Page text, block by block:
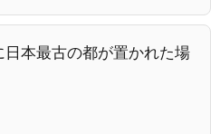
本最古の都が置かれた場